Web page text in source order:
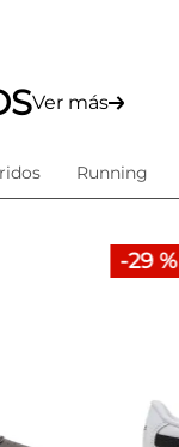
Ver más
Running
-29 %